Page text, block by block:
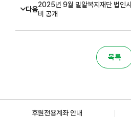
다음
2025년 9월 밀알복지재단 법인
비 공개
목록
후원전용계좌 안내